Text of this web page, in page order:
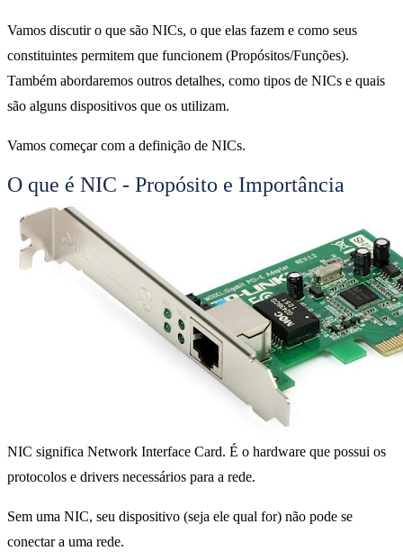
Vamos discutir o que são NICs, o que elas fazem e como seus
constituintes permitem que funcionem (Propósitos/Funções).
Também abordaremos outros detalhes, como tipos de NICs e quais
são alguns dispositivos que os utilizam.
Vamos começar com a definição de NICs.
O que é NIC - Propósito e Importância
NIC significa Network Interface Card. É o hardware que possui os
protocolos e drivers necessários para a rede.
Sem uma NIC, seu dispositivo (seja ele qual for) não pode se
conectar a uma rede.